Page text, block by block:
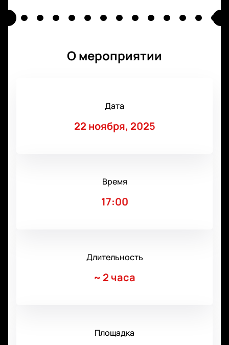
О мероприятии
Дата
22 ноября, 2025
Время
17:00
Длительность
~ 2 часа
Площадка